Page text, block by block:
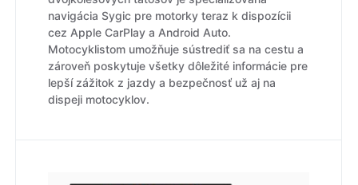
navigácia Sygic pre motorky teraz k dispozícii
cez Apple CarPlay a Android Auto.
Motocyklistom umožňuje sústrediť sa na cestu a
zároveň poskytuje všetky dôležité informácie pre
lepší zážitok z jazdy a bezpečnosť už aj na
dispeji motocyklov.